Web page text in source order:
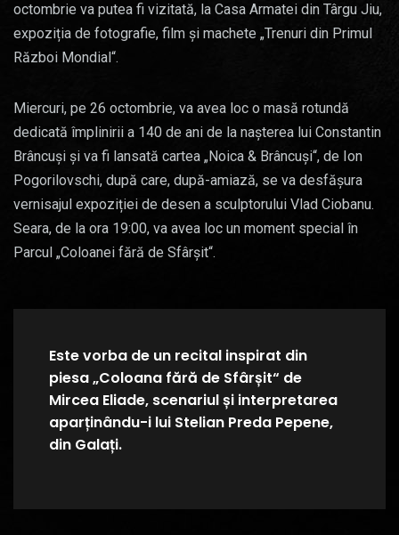
octombrie va putea fi vizitată, la Casa Armatei din Târgu Jiu,
expoziția de fotografie, film și machete „Trenuri din Primul
Război Mondial“.
Miercuri, pe 26 octombrie, va avea loc o masă rotundă
dedicată împlinirii a 140 de ani de la nașterea lui Constantin
Brâncuși și va fi lansată cartea „Noica & Brâncuși“, de Ion
Pogorilovschi, după care, după-amiază, se va desfășura
vernisajul expoziției de desen a sculptorului Vlad Ciobanu.
Seara, de la ora 19:00, va avea loc un moment special în
Parcul „Coloanei fără de Sfârșit“.
Este vorba de un recital inspirat din
piesa „Coloana fără de Sfârșit“ de
Mircea Eliade, scenariul și interpretarea
aparținându-i lui Stelian Preda Pepene,
din Galați.